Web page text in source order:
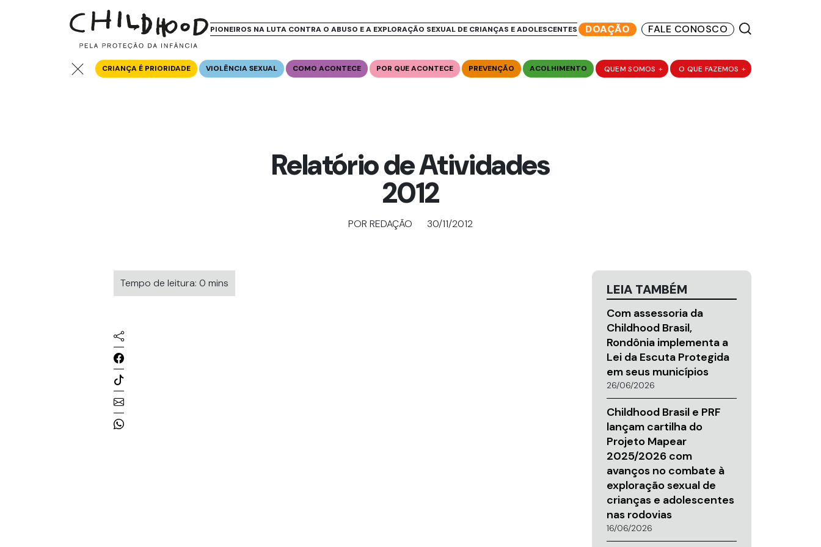
PIONEIROS NA LUTA CONTRA O ABUSO E A EXPLORAÇÃO SEXUAL DE CRIANÇAS E ADOLESCENTES DOAÇÃO FALE CONOSCO
CRIANÇA É PRIORIDADE VIOLÊNCIA SEXUAL COMO ACONTECE POR QUE ACONTECE PREVENÇÃO ACOLHIMENTO QUEM SOMOS + O QUE FAZEMOS +
Relatório de Atividades
2012
POR REDAÇÃO 30/11/2012
Tempo de leitura: 0 mins LEIA TAMBÉM
Com assessoria da
Childhood Brasil,
Rondônia implementa a
Lei da Escuta Protegida
em seus municípios
26/06/2026
Childhood Brasil e PRF
lançam cartilha do
Projeto Mapear
2025/2026 com
avanços no combate à
exploração sexual de
crianças e adolescentes
nas rodovias
16/06/2026